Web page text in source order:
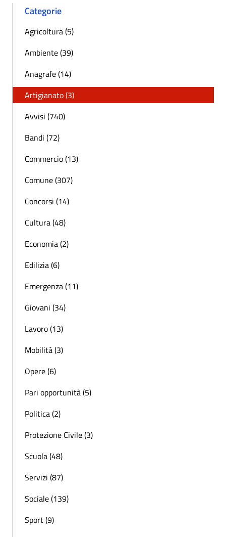
Categorie
Agricoltura (5)
Ambiente (39)
Anagrafe (14)
Artigianato (3)
Avvisi (740)
Bandi (72)
Commercio (13)
Comune (307)
Concorsi (14)
Cultura (48)
Economia (2)
Edilizia (6)
Emergenza (11)
Giovani (34)
Lavoro (13)
Mobilità (3)
Opere (6)
Pari opportunità (5)
Politica (2)
Protezione Civile (3)
Scuola (48)
Servizi (87)
Sociale (139)
Sport (9)